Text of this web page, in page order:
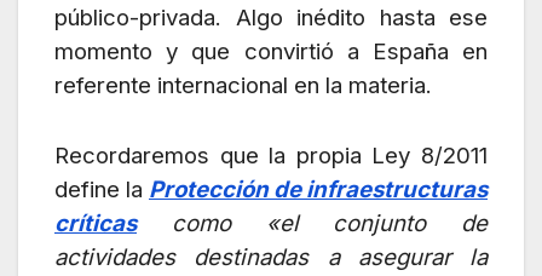
público-privada. Algo inédito hasta ese
momento y que convirtió a España en
referente internacional en la materia.
Recordaremos que la propia Ley 8/2011
define la Protección de infraestructuras
críticascomo «el conjunto de
actividades destinadas a asegurar la